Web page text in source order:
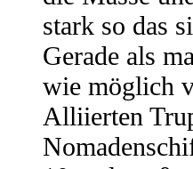
stark so das
Gerade als
wie möglich
Alliierten